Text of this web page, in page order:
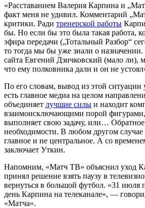
«Расставанием Валерия Карпина и
факт меня не удивил. Комментарий
критики. Ради тренерской работы
бы. Но если бы это была такая работа,
эфира передачи („Тотальный Разбор“
то тогда мы бы уже знали о назначении.
сайта Евгений Дзичковский (мало ли),
что ему полковника дали и он не
По его словам, вывод из этой ситуации
есть главное медиа на целом
объединяет лучшие силы и находит
взаимоисключающими порой фигурами,
выполняет свою задачу, или…
необходимости. В любом другом случае
главное и не центральное. А со
заключает Уткин.
Напомним, «Матч ТВ» объяснил уход
принял решение взять паузу в
вернуться в большой футбол. «31 июля
день Карпина на телеканале», —
«Матча».